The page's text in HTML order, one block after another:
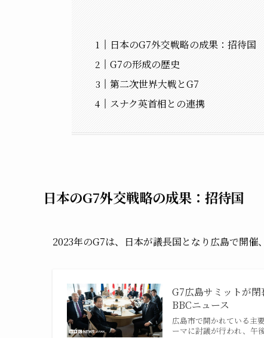
日本のG7外交戦略の成果：招待国
G7の形成の歴史
第二次世界大戦とG7
スナク英首相との連携
日本のG7外交戦略の成果：招待国
2023年のG7は、日本が議長国となり広島で開催
G7広島サミットが
BBCニュース
広島市で開かれている主
ーマに討議が行われ、午